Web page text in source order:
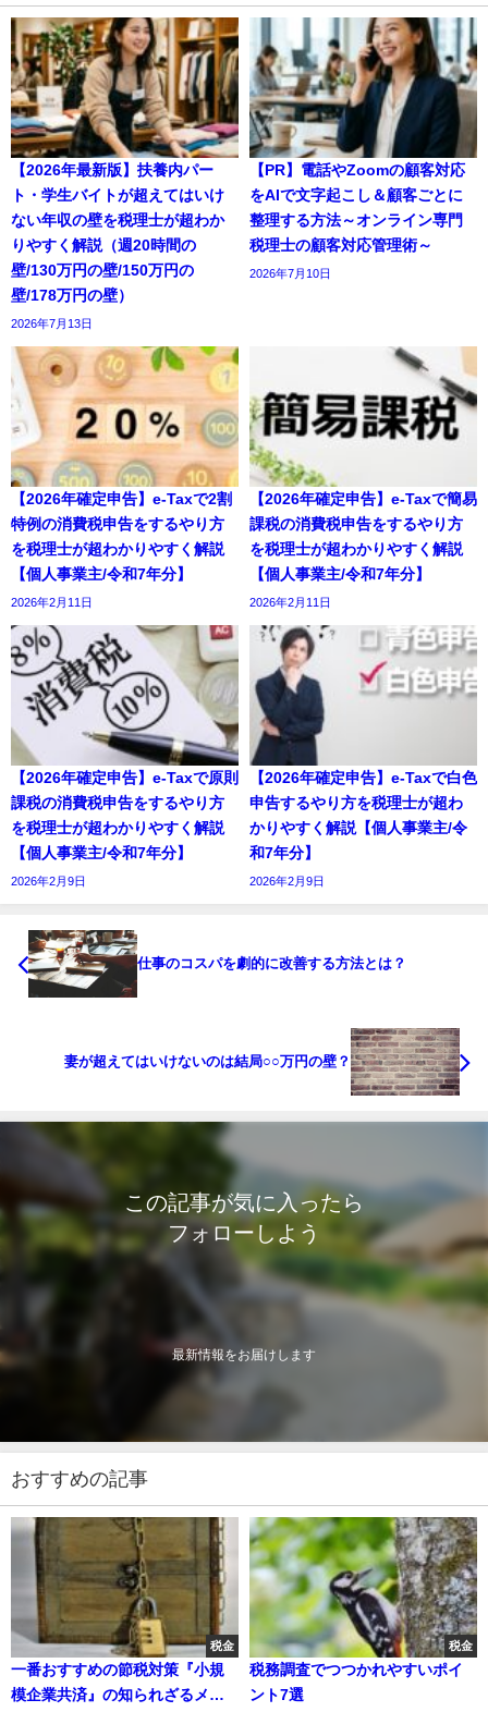
【2026年最新版】扶養内パー
ト・学生バイトが超えてはいけ
ない年収の壁を税理士が超わか
りやすく解説（週20時間の
壁/130万円の壁/150万円の
壁/178万円の壁）
2026年7月13日
【PR】電話やZoomの顧客対応
をAIで文字起こし＆顧客ごとに
整理する方法～オンライン専門
税理士の顧客対応管理術～
2026年7月10日
【2026年確定申告】e-Taxで2割
特例の消費税申告をするやり方
を税理士が超わかりやすく解説
【個人事業主/令和7年分】
2026年2月11日
【2026年確定申告】e-Taxで簡易
課税の消費税申告をするやり方
を税理士が超わかりやすく解説
【個人事業主/令和7年分】
2026年2月11日
【2026年確定申告】e-Taxで原則
課税の消費税申告をするやり方
を税理士が超わかりやすく解説
【個人事業主/令和7年分】
2026年2月9日
【2026年確定申告】e-Taxで白色
申告するやり方を税理士が超わ
かりやすく解説【個人事業主/令
和7年分】
2026年2月9日
仕事のコスパを劇的に改善する方法とは？
妻が超えてはいけないのは結局○○万円の壁？
この記事が気に入ったら
フォローしよう
最新情報をお届けします
おすすめの記事
税金
一番おすすめの節税対策『小規
模企業共済』の知られざるメリ
税金
税務調査でつつかれやすいポイ
ント7選